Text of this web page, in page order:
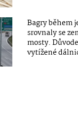
Bagry během
srovnaly se
mosty.
vytížené